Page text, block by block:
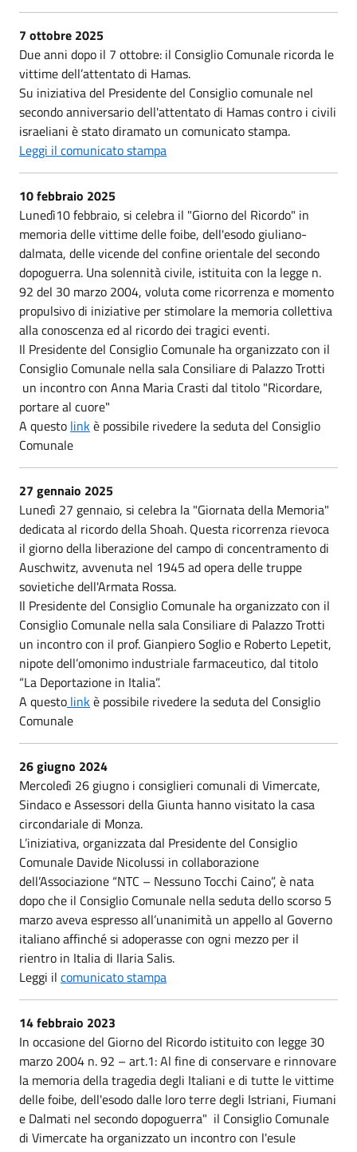
7 ottobre 2025
Due anni dopo il 7 ottobre: il Consiglio Comunale ricorda le
vittime dell’attentato di Hamas.
Su iniziativa del Presidente del Consiglio comunale nel
secondo anniversario dell'attentato di Hamas contro i civili
israeliani è stato diramato un comunicato stampa.
Leggi il comunicato stampa
10 febbraio 2025
Lunedì10 febbraio, si celebra il "Giorno del Ricordo" in
memoria delle vittime delle foibe, dell'esodo giuliano-
dalmata, delle vicende del confine orientale del secondo
dopoguerra. Una solennità civile, istituita con la legge n.
92 del 30 marzo 2004, voluta come ricorrenza e momento
propulsivo di iniziative per stimolare la memoria collettiva
alla conoscenza ed al ricordo dei tragici eventi.
Il Presidente del Consiglio Comunale ha organizzato con il
Consiglio Comunale nella sala Consiliare di Palazzo Trotti
un incontro con Anna Maria Crasti dal titolo "Ricordare,
portare al cuore"
A questo linkè possibile rivedere la seduta del Consiglio
Comunale
27 gennaio 2025
Lunedì 27 gennaio, si celebra la "Giornata della Memoria"
dedicata al ricordo della Shoah. Questa ricorrenza rievoca
il giorno della liberazione del campo di concentramento di
Auschwitz, avvenuta nel 1945 ad opera delle truppe
sovietiche dell'Armata Rossa.
Il Presidente del Consiglio Comunale ha organizzato con il
Consiglio Comunale nella sala Consiliare di Palazzo Trotti
un incontro con il prof. Gianpiero Soglio e Roberto Lepetit,
nipote dell’omonimo industriale farmaceutico, dal titolo
“La Deportazione in Italia”.
A questo linkè possibile rivedere la seduta del Consiglio
Comunale
26 giugno 2024
Mercoledì 26 giugno i consiglieri comunali di Vimercate,
Sindaco e Assessori della Giunta hanno visitato la casa
circondariale di Monza.
L’iniziativa, organizzata dal Presidente del Consiglio
Comunale Davide Nicolussi in collaborazione
dell’Associazione “NTC – Nessuno Tocchi Caino”, è nata
dopo che il Consiglio Comunale nella seduta dello scorso 5
marzo aveva espresso all’unanimità un appello al Governo
italiano affinché si adoperasse con ogni mezzo per il
rientro in Italia di Ilaria Salis.
Leggi il comunicato stampa
14 febbraio 2023
In occasione del Giorno del Ricordo istituito con legge 30
marzo 2004 n. 92 – art.1: Al fine di conservare e rinnovare
la memoria della tragedia degli Italiani e di tutte le vittime
delle foibe, dell'esodo dalle loro terre degli Istriani, Fiumani
e Dalmati nel secondo dopoguerra" il Consiglio Comunale
di Vimercate ha organizzato un incontro con l'esule